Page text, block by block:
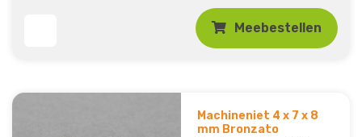
Meebestellen
Machineniet 4 x 7 x 8
mm Bronzato